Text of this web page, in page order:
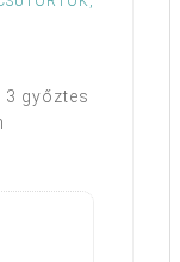
3 győztes